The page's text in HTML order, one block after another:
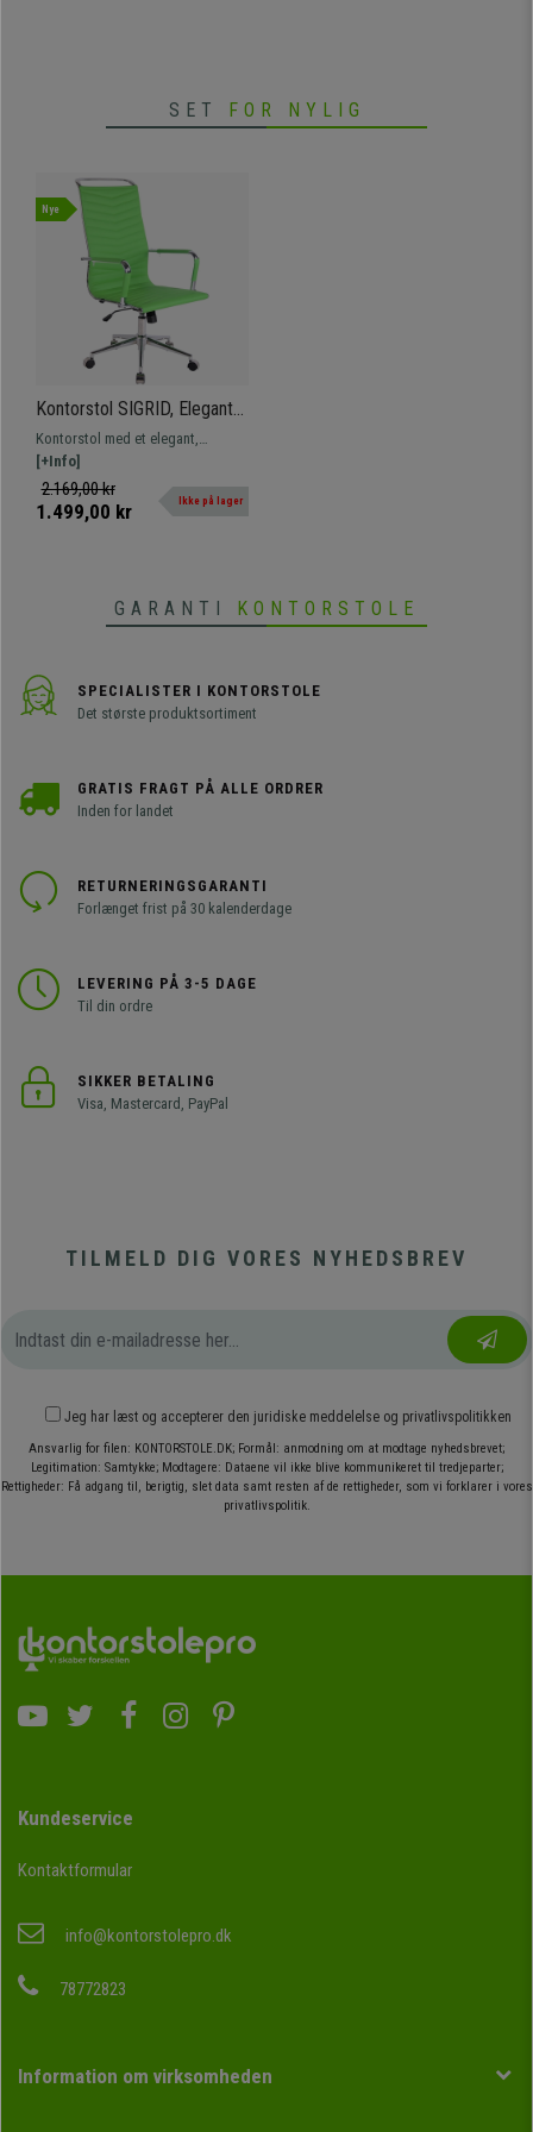
SET FOR NYLIG
Nye
Kontorstol SIGRID, Elegant
Design, Højt Ryglæn, I Grøn
Læder
Kontorstol med et elegant,
moderne og markant design, der
kombinerer komfort og materialer
af høj kvalitet.
[+Info]
2.169,00 kr
1.499,00 kr Ikke på lager
GARANTI KONTORSTOLE
SPECIALISTER I KONTORSTOLE
Det største produktsortiment
GRATIS FRAGT PÅ ALLE ORDRER
Inden for landet
RETURNERINGSGARANTI
Forlænget frist på 30 kalenderdage
LEVERING PÅ 3-5 DAGE
Til din ordre
SIKKER BETALING
Visa, Mastercard, PayPal
TILMELD DIG VORES NYHEDSBREV
Jeg har læst og accepterer den juridiske meddelelse og privatlivspolitikken
Ansvarlig for filen: KONTORSTOLE.DK; Formål: anmodning om at modtage nyhedsbrevet;
Legitimation: Samtykke; Modtagere: Dataene vil ikke blive kommunikeret til tredjeparter;
Rettigheder: Få adgang til, berigtig, slet data samt resten af de rettigheder, som vi forklarer i vores
privatlivspolitik.
Kundeservice
Kontaktformular
info@kontorstolepro.dk
78772823
Information om virksomheden